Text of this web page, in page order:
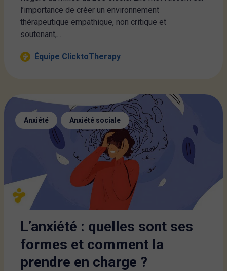
l’importance de créer un environnement
thérapeutique empathique, non critique et
soutenant,...
Équipe ClicktoTherapy
Anxiété , Anxiété sociale
L’anxiété : quelles sont ses
formes et comment la
prendre en charge ?